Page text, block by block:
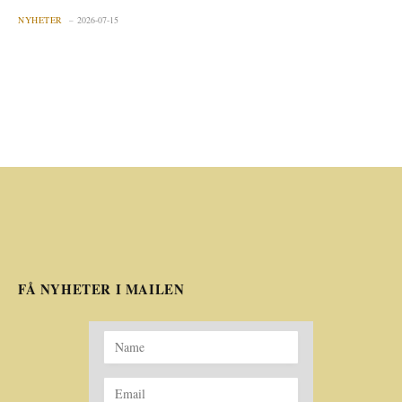
NYHETER 2026-07-15
FÅ NYHETER I MAILEN